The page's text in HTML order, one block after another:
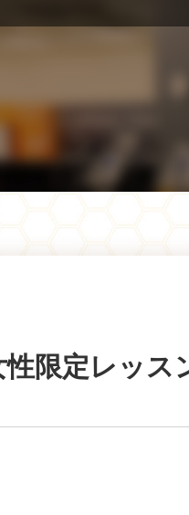
性限定レッス